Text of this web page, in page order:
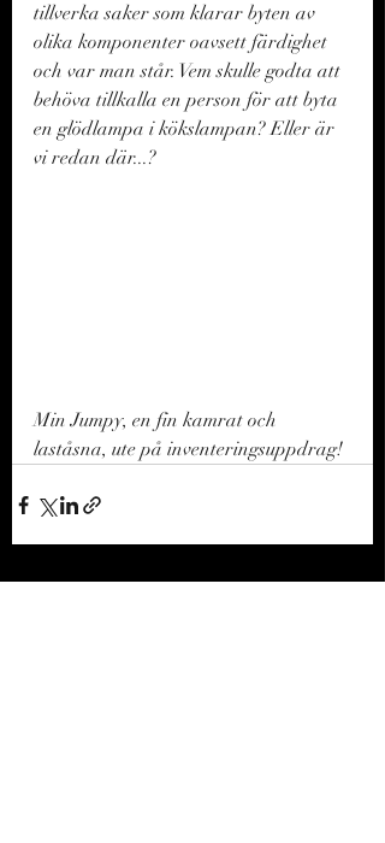
tillverka saker som klarar byten av
olika komponenter oavsett färdighet
och var man står. Vem skulle godta att
behöva tillkalla en person för att byta
en glödlampa i kökslampan? Eller är
vi redan där...?
Min Jumpy, en fin kamrat och
laståsna, ute på inventeringsuppdrag!